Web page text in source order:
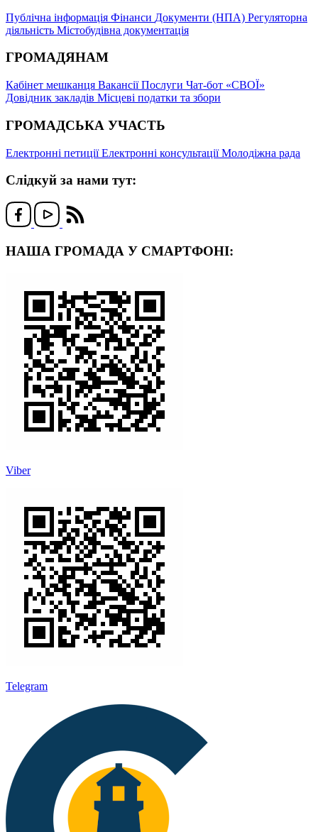
Публічна інформація Фінанси Документи (НПА) Регуляторна
діяльність Містобудівна документація
ГРОМАДЯНАМ
Кабінет мешканця ВакансіїПослуги Чат-бот «СВОЇ»
Довідник закладів Місцеві податки та збори
ГРОМАДСЬКА УЧАСТЬ
Електронні петиціїЕлектронні консультаціїМолодіжна рада
Слідкуй за нами тут:
НАША ГРОМАДА У СМАРТФОНІ:
Viber
Telegram